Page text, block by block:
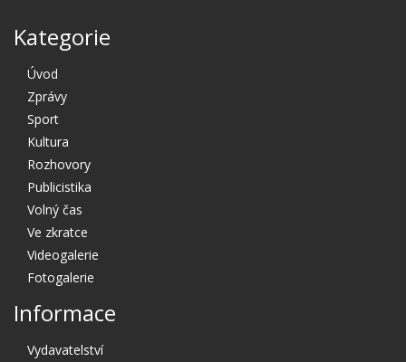
Kategorie
Úvod
Zprávy
Sport
Kultura
Rozhovory
Publicistika
Volný čas
Ve zkratce
Videogalerie
Fotogalerie
Informace
Vydavatelství